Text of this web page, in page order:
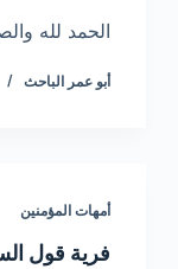
الحمد لله
أبو عمر الباحث
أمهات المؤمنين
فرية قول